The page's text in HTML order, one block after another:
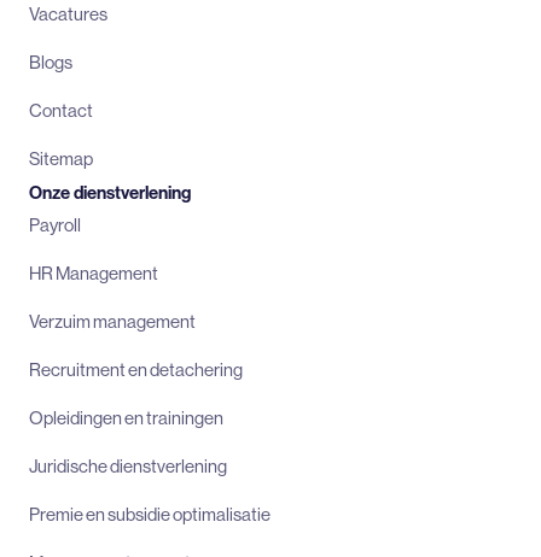
Vacatures
Blogs
Contact
Sitemap
Onze dienstverlening
Payroll
HR Management
Verzuim management
Recruitment en detachering
Opleidingen en trainingen
Juridische dienstverlening
Premie en subsidie optimalisatie